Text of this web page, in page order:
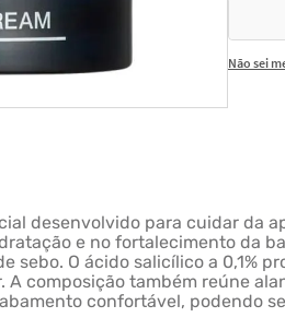
Não sei
desenvolvido para cuidar da
e no fortalecimento da
O ácido salicílico a 0,1%
composição também reúne
confortável, podendo